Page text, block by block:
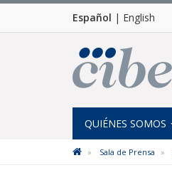
Español | English
QUIÉNES SOMOS
Sala de Prensa